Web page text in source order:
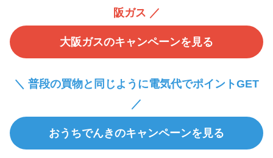
阪ガス ／
大阪ガスのキャンペーンを見る
＼ 普段の買物と同じように電気代でポイントGET
／
おうちでんきのキャンペーンを見る